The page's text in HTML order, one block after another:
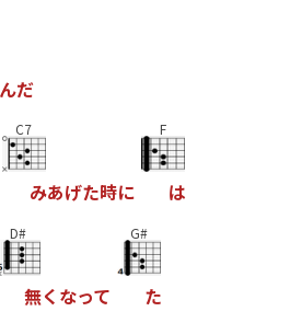
んだ
C7
みあげた時に
F
は
D#
無く なって
G#
た